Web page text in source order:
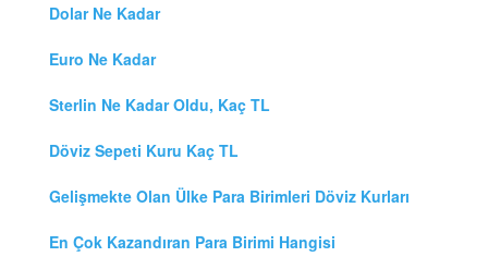
Dolar Ne Kadar
Euro Ne Kadar
Sterlin Ne Kadar Oldu, Kaç TL
Döviz Sepeti Kuru Kaç TL
Gelişmekte Olan Ülke Para Birimleri Döviz Kurları
En Çok Kazandıran Para Birimi Hangisi